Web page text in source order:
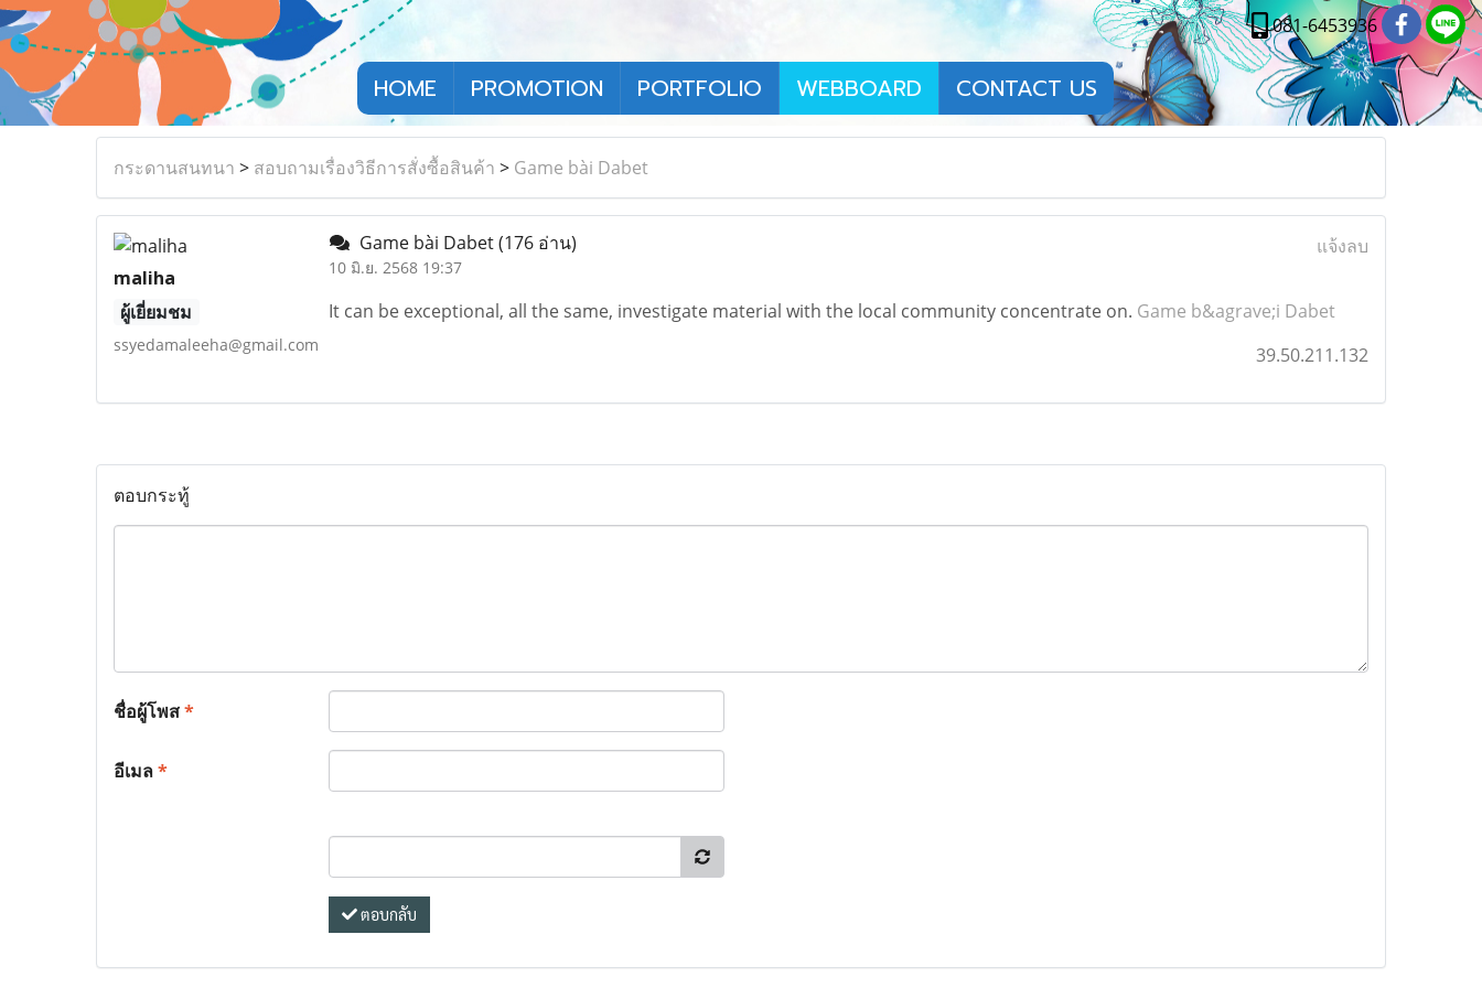
081-6453936
HOME PROMOTION PORTFOLIO WEBBOARD CONTACT US
กระดานสนทนา > สอบถามเรื่องวิธีการสั่งซื้อสินค้า > Game bài Dabet
maliha
ผู้เยี่ยมชม
ssyedamaleeha@gmail.com
Game bài Dabet(176 อ่าน)
10 มิ.ย. 2568 19:37
แจ้งลบ
It can be exceptional, all the same, investigate material with the local community concentrate on. Game b&agrave;i Dabet
39.50.211.132
ตอบกระทู้
ชื่อผู้โพส*
อีเมล*
ตอบกลับ